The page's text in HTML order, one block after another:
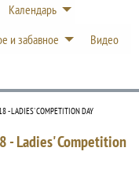
Календарь
и забавное
Видео
- LADIES' COMPETITION DAY
- Ladies' Competition